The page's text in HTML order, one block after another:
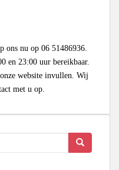
ons nu op 06 51486936.
en 23:00 uur bereikbaar.
website invullen. Wij
met u op.